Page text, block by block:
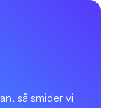
så smider vi